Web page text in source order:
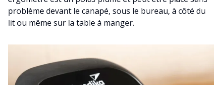
problème devant le canapé, sous le bureau, à côté du
lit ou même sur la table à manger.